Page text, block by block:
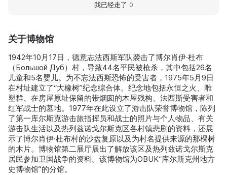
关于博物馆
1942年10月17日，德意志法西斯军队袭击了博尔肖伊·杜布
（Большой Дуб）村，导致44名平民被枪杀，其中包括26名
儿童和5名婴儿。为不忘法西斯恐怖的受害者，1975年5月9日
在村址建立了“大橡树”纪念综合体。纪念地包括永恒之火、雕
塑群、在房屋原址保留的带烟囱的木屋残构、法西斯受害者和
红军战士的墓地。1977年在此设立了游击队荣誉博物馆，陈列
了第一库尔斯克游击旅指挥员和战士的照片与个人物品、有关
游击队生活以及热列兹诺戈尔斯克区各村镇悲剧的资料，还展
示了博尔肖伊·杜布村的沙盘复原以及为村名提供来源的那棵树
的木片。博物馆第二展厅展出了解放该区及热列兹诺戈尔斯克
居民参加卫国战争的资料。该博物馆为OBUK“库尔斯克州地方
史博物馆”的分馆。
我已经走了 0